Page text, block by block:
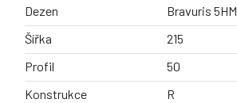
Dezen
Bravuris 5HM
Šířka
215
Profil
50
Konstrukce
R